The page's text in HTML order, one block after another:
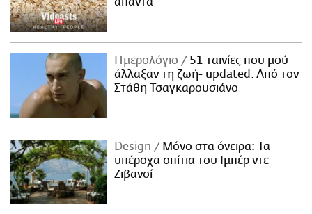
Ημερολόγιο
51 ταινίες που μού
άλλαξαν τη ζωή- updated. Aπό τον
Στάθη Τσαγκαρουσιάνο
Design
Μόνο στα όνειρα: Τα
υπέροχα σπίτια του Ιμπέρ ντε
Ζιβανσί